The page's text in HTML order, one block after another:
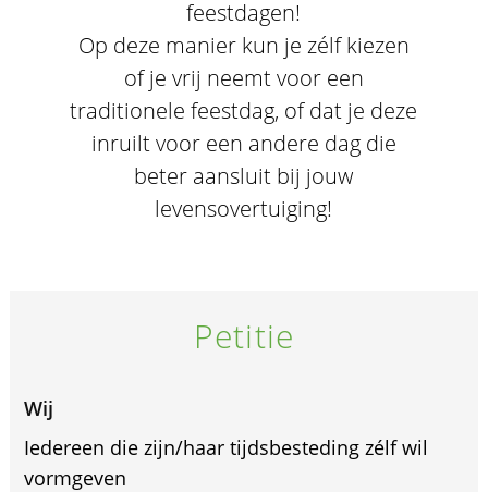
feestdagen!
Op deze manier kun je zélf kiezen
of je vrij neemt voor een
traditionele feestdag, of dat je deze
inruilt voor een andere dag die
beter aansluit bij jouw
levensovertuiging!
Petitie
Wij
Iedereen die zijn/haar tijdsbesteding zélf wil
vormgeven